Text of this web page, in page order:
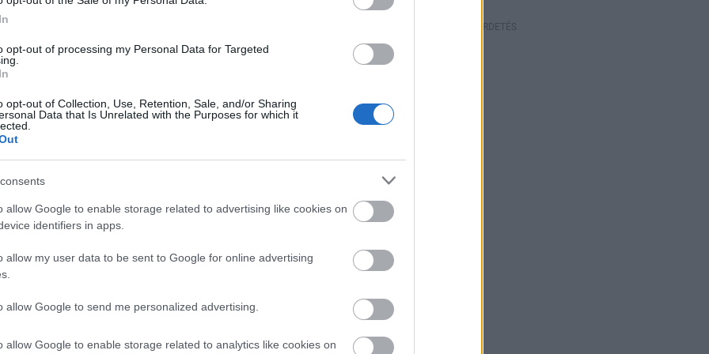
opt-out of processing my Personal Data for Targeted
opt-out of Collection, Use, Retention, Sale, and/or Sharing
Data that Is Unrelated with the Purposes for which it
allow Google to enable storage related to advertising like cookies on
identifiers in apps.
allow my user data to be sent to Google for online advertising
allow Google to send me personalized advertising.
allow Google to enable storage related to analytics like cookies on
kockánként távolították el az
A közleményben idézik Mikulás
is, aki szerint a felújítás után szebb lett a film,
HIRDETÉS